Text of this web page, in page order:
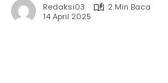
Redaksi03
2 Min Baca
14 April 2025